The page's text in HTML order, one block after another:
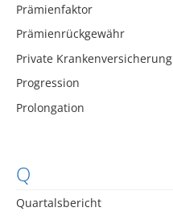
Prämienfaktor
Prämienrückgewähr
Private Krankenversicherung
Progression
Prolongation
Q
Quartalsbericht